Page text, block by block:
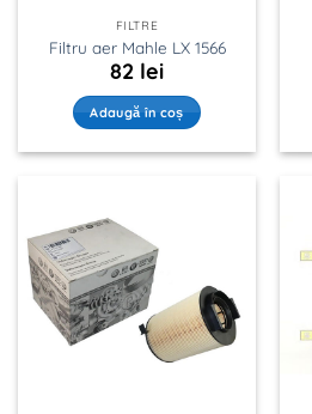
FILTRE
Filtru aer Mahle LX 1566
82 lei
Adaugă în coș